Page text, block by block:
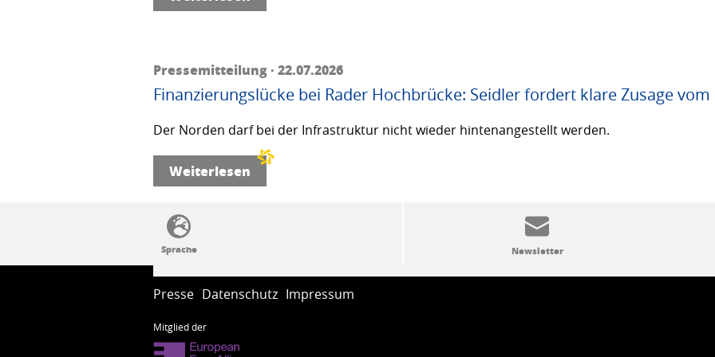
Pressemitteilung · 22.07.2026
Finanzierungslücke bei Rader Hochbrücke: Seidler fordert klare Zusage
Der Norden darf bei der Infrastruktur nicht wieder hintenangestellt werden.
Weiterlesen
SSW-Politik von A bis Z
Presse Datenschutz Impressum
Mitglied der